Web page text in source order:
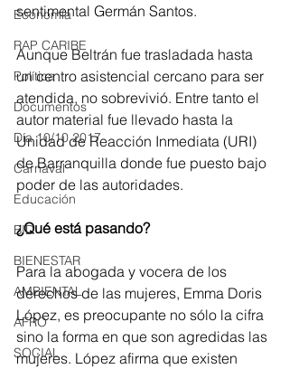
Economía
RAP CARIBE
Política
Documentos
Día 10/10 2017
Carnaval
Educación
BID
BIENESTAR
AMBIENTAL
AFRO
SOCIAL
sentimental Germán Santos.
Aunque Beltrán fue trasladada hasta
un centro asistencial cercano para ser
atendida, no sobrevivió. Entre tanto el
autor material fue llevado hasta la
Unidad de Reacción Inmediata (URI)
de Barranquilla donde fue puesto bajo
poder de las autoridades.
¿Qué está pasando?
Para la abogada y vocera de los
derechos de las mujeres, Emma Doris
López, es preocupante no sólo la cifra
sino la forma en que son agredidas las
mujeres. López afirma que existen